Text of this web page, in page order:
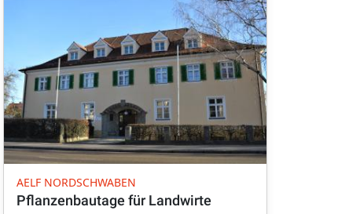
AELF NORDSCHWABEN
Pflanzenbautage für Landwirte